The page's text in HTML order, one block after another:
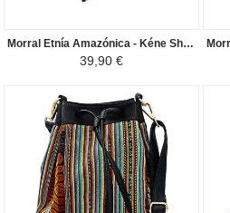
Morral Etnía Amazónica - Kéne Shipibo Conibo - Beige/Negro
39,90 €